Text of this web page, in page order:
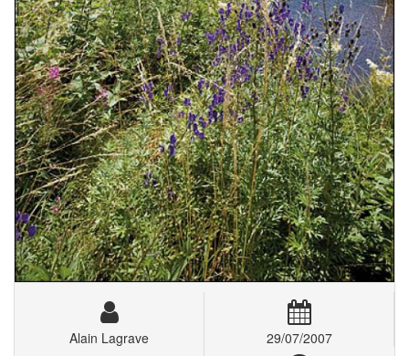
Alain Lagrave 29/07/2007